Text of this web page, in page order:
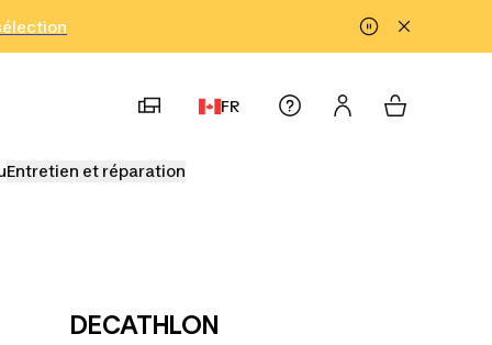
FR
Entretien et réparation
DECATHLON